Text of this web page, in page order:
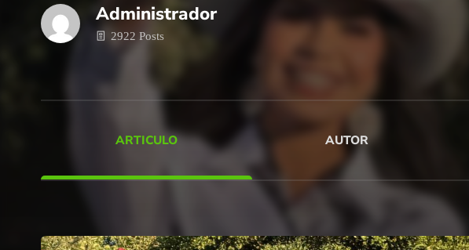
Administrador
2922 Posts
ARTICULO AUTOR